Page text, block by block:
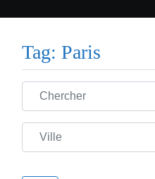
Tag: Paris
Chercher
Ville